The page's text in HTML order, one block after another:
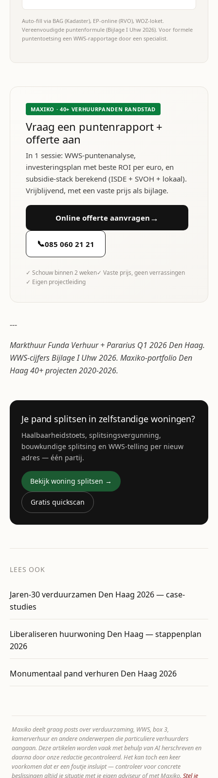
Auto-fill via BAG (Kadaster), EP-online (RVO), WOZ-loket.
Vereenvoudigde puntenformule (Bijlage I Uhw 2026). Voor formele
puntentoetsing een WWS-rapportage door een specialist.
MAXIKO · 40+ VERHUURPANDEN RANDSTAD
Vraag een puntenrapport +
offerte aan
In 1 sessie: WWS-puntenanalyse,
investeringsplan met beste ROI per euro, en
subsidie-stack berekend (ISDE + SVOH + lokaal).
Vrijblijvend, met een vaste prijs als bijlage.
Online offerte aanvragen →
📞085 060 21 21
✓ Schouw binnen 2 weken✓ Vaste prijs, geen verrassingen
✓ Eigen projectleiding
---
Markthuur Funda Verhuur + Pararius Q1 2026 Den Haag.
WWS-cijfers Bijlage I Uhw 2026. Maxiko-portfolio Den
Haag 40+ projecten 2020-2026.
Je pand splitsen in zelfstandige woningen?
Haalbaarheidstoets, splitsingsvergunning,
bouwkundige splitsing en WWS-telling per nieuw
adres — één partij.
Bekijk woning splitsen →
Gratis quickscan
LEES OOK
Jaren-30 verduurzamen Den Haag 2026 — case-
studies
Liberaliseren huurwoning Den Haag — stappenplan
2026
Monumentaal pand verhuren Den Haag 2026
Maxiko deelt graag posts over verduurzaming, WWS, box 3,
kamerverhuur en andere onderwerpen die particuliere verhuurders
aangaan. Deze artikelen worden vaak met behulp van AI herschreven en
daarna door onze redactie gecontroleerd. Het kan toch een keer
voorkomen dat er een foutje insluipt — controleer voor concrete
beslissingen altijd je situatie met je eigen adviseur of met Maxiko. Stel je